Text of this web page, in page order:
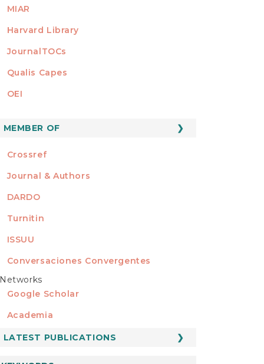
MIAR
Harvard Library
JournalTOCs
Qualis Capes
OEI
MEMBER OF
Crossref
Journal & Authors
DARDO
Turnitin
ISSUU
Conversaciones Convergentes
REDES
Google Scholar
Academia
LATEST PUBLICATIONS